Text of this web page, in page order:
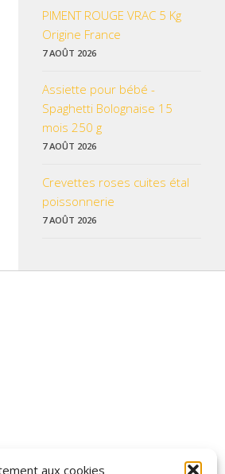
aux cookies
PIMENT ROUGE VRAC 5 Kg
Origine France
7 AOÛT 2026
Assiette pour bébé -
Spaghetti Bolognaise 15
mois 250 g
7 AOÛT 2026
Crevettes roses cuites étal
poissonnerie
7 AOÛT 2026
utiles et les informations qui vous